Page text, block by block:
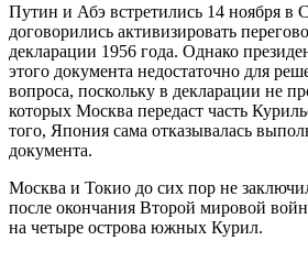
Путин и Абэ встретились 14 ноября в
договорились активизировать
декларации 1956 года. Однако
этого документа недостаточно для
вопроса, поскольку в декларации не
которых Москва передаст часть
того, Япония сама отказывалась
документа.
Москва и Токио до сих пор не
после окончания Второй мировой
на четыре острова южных Курил.